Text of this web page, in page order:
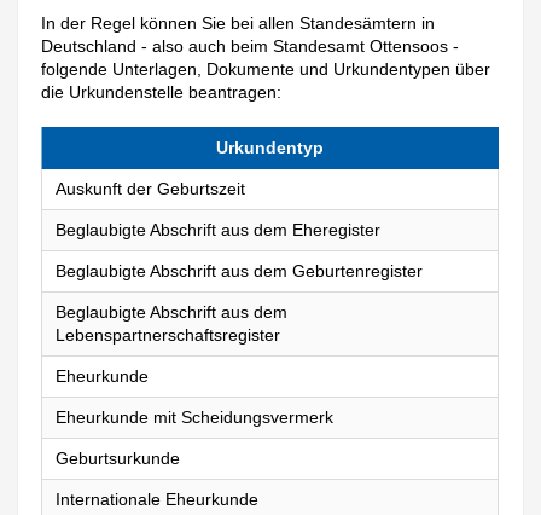
In der Regel können Sie bei allen Standesämtern in
Deutschland - also auch beim Standesamt Ottensoos -
folgende Unterlagen, Dokumente und Urkundentypen über
die Urkundenstelle beantragen:
Urkundentyp
Auskunft der Geburtszeit
Beglaubigte Abschrift aus dem Eheregister
Beglaubigte Abschrift aus dem Geburtenregister
Beglaubigte Abschrift aus dem
Lebenspartnerschaftsregister
Eheurkunde
Eheurkunde mit Scheidungsvermerk
Geburtsurkunde
Internationale Eheurkunde